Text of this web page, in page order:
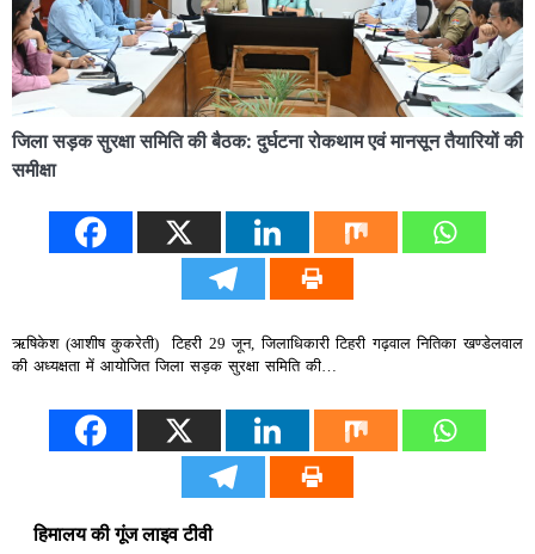
जिला सड़क सुरक्षा समिति की बैठक: दुर्घटना रोकथाम एवं मानसून तैयारियों की
समीक्षा
ऋषिकेश (आशीष कुकरेती) टिहरी 29 जून, जिलाधिकारी टिहरी गढ़वाल नितिका खण्डेलवाल
की अध्यक्षता में आयोजित जिला सड़क सुरक्षा समिति की…
हिमालय की गूंज लाइव टीवी